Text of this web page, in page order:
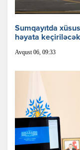
Sumqayıtda
həyata keçiriləcək
Avqust 06, 09:33